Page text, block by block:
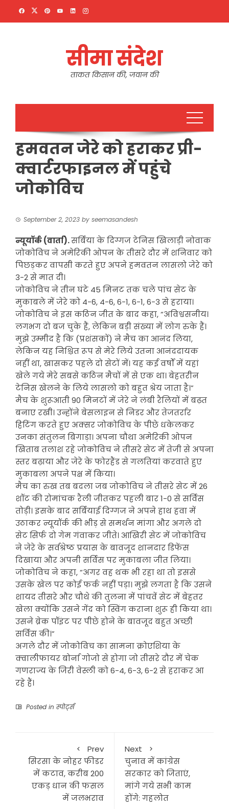
सीमा संदेश
ताकत किसान की, जवान की
हमवतन जेरे को हराकर प्री-
क्वार्टरफाइनल में पहुंचे
जोकोविच
September 2, 2023 by seemasandesh
न्यूयॉर्क (वार्ता).सर्बिया के दिग्गज टेनिस खिलाड़ी नोवाक
जोकोविच ने अमेरिकी ओपन के तीसरे दौर में शनिवार को
पिछड़कर वापसी करते हुए अपने हमवतन लासलो जेरे को
3-2 से मात दी।
जोकोविच ने तीन घंटे 45 मिनट तक चले पांच सेट के
मुकाबले में जेरे को 4-6, 4-6, 6-1, 6-1, 6-3 से हराया।
जोकोविच ने इस कठिन जीत के बाद कहा, “अविश्वसनीय।
लगभग दो बज चुके हैं, लेकिन बड़ी संख्या में लोग रुके हैं।
मुझे उम्मीद है कि (प्रशंसकों) ने मैच का आनंद लिया,
लेकिन यह निश्चित रूप से मेरे लिये उतना आनंददायक
नहीं था, खासकर पहले दो सेटों में। यह कई वर्षों में यहां
खेले गये मेरे सबसे कठिन मैचों में से एक था। बेहतरीन
टेनिस खेलने के लिये लासलो को बहुत श्रेय जाता है।”
मैच के शुरूआती 90 मिनटों में जेरे ने लंबी रैलियों में बढ़त
बनाए रखी। उन्होंने बेसलाइन से निडर और तेजतर्रार
हिटिंग करते हुए अक्सर जोकोविच के पीछे धकेलकर
उनका संतुलन बिगाड़ा। अपना चौथा अमेरिकी ओपन
खिताब तलाश रहे जोकोविच ने तीसरे सेट में तेजी से अपना
स्तर बढ़ाया और जेरे के फोरहैंड से गलतियां करवाते हुए
मुकाबला अपने पक्ष में किया।
मैच का रुख तब बदला जब जोकोविच ने तीसरे सेट में 26
शॉट की रोमांचक रैली जीतकर पहली बार 1-0 से सर्विस
तोड़ी। इसके बाद सर्बियाई दिग्गज ने अपने हाथ हवा में
उठाकर न्यूयॉर्क की भीड़ से समर्थन मांगा और अगले दो
सेट सिर्फ दो गेम गंवाकर जीते। आखिरी सेट में जोकोविच
ने जेरे के सर्वश्रेष्ठ प्रयास के बावजूद शानदार डिफेंस
दिखाया और अपनी सर्विस पर मुकाबला जीत लिया।
जोकोविच ने कहा, “अगर वह थक भी रहा था तो इससे
उसके खेल पर कोई फर्क नहीं पड़ा। मुझे लगता है कि उसने
शायद तीसरे और चौथे की तुलना में पांचवें सेट में बेहतर
खेला क्योंकि उसने गेंद को स्विंग कराना शुरू ही किया था।
उसने ब्रेक पॉइंट पर पीछे होने के बावजूद बहुत अच्छी
सर्विस की।”
अगले दौर में जोकोविच का सामना क्रोएशिया के
क्वालीफायर बोर्ना गोजो से होगा जो तीसरे दौर में चेक
गणराज्य के जिरी वेस्ली को 6-4, 6-3, 6-2 से हराकर आ
रहे हैं।
Posted in स्पोर्ट्स
Prev
सिरसा के नोहर फीडर
में कटाव, करीब 200
एकड़ धान की फसल
में जलभराव
Next
चुनाव में कांग्रेस
सरकार को जिताएं,
मांंगे गये सभी काम
होंगे: गहलोत